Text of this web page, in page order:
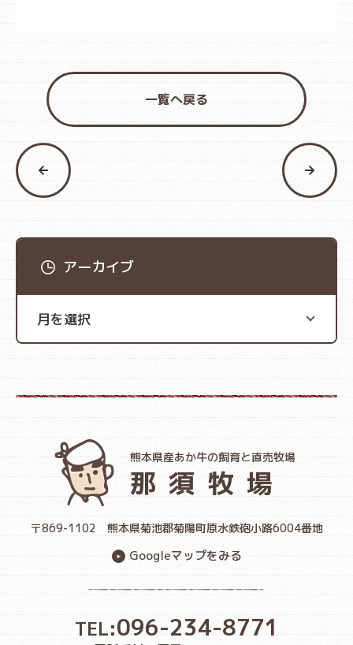
一覧へ戻る
アーカイブ
熊本県産あか牛の飼育と直売牧場
那須牧場
〒869-1102 熊本県菊池郡菊陽町原水鉄砲小路6004番地
Googleマップをみる
TEL:096-234-8771